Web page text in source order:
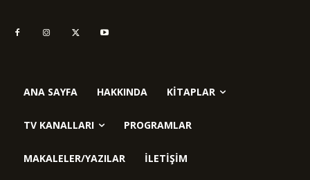
ANA SAYFA HAKKINDA KITAPLAR
TV KANALLARI PROGRAMLAR
MAKALELER/YAZILAR İLETIŞIM